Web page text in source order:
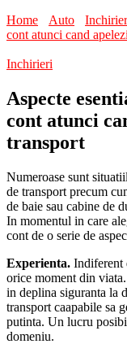
Home
Auto
cont atunci cand
Inchirieri
Aspecte
cont atunci
transport
Numeroase sunt
de transport precum
de baie sau cabine de
In momentul in care
cont de o serie de
Experienta. Indiferent
orice moment din
in deplina siguranta la
transport caapabile sa
putinta. Un lucru
domeniu.